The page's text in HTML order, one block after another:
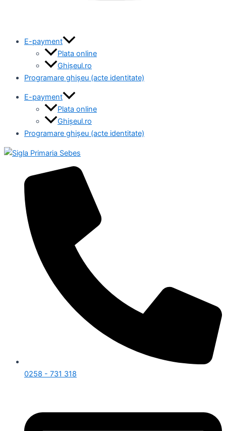
E-payment
Plata online
Ghișeul.ro
Programare ghișeu (acte identitate)
E-payment
Plata online
Ghișeul.ro
Programare ghișeu (acte identitate)
0258 - 731 318